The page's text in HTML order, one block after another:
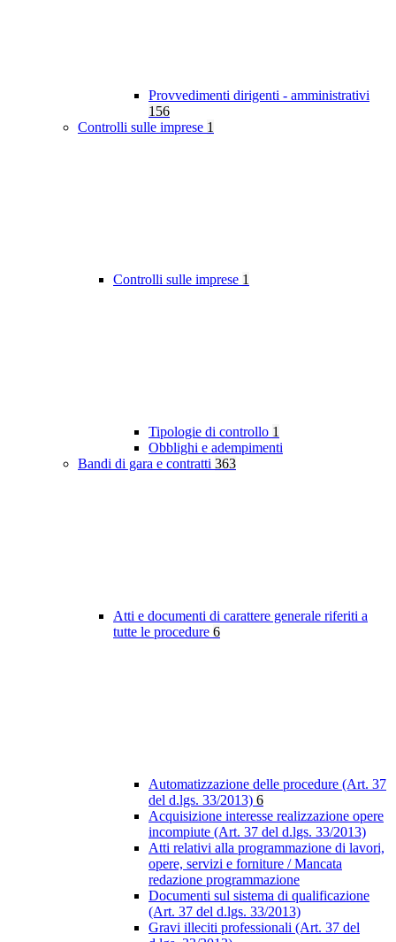
Provvedimenti dirigenti - amministrativi
156
Controlli sulle imprese 1
Controlli sulle imprese 1
Tipologie di controllo 1
Obblighi e adempimenti
Bandi di gara e contratti 363
Atti e documenti di carattere generale riferiti a
tutte le procedure 6
Automatizzazione delle procedure (Art. 37
del d.lgs. 33/2013) 6
Acquisizione interesse realizzazione opere
incompiute (Art. 37 del d.lgs. 33/2013)
Atti relativi alla programmazione di lavori,
opere, servizi e forniture / Mancata
redazione programmazione
Documenti sul sistema di qualificazione
(Art. 37 del d.lgs. 33/2013)
Gravi illeciti professionali (Art. 37 del